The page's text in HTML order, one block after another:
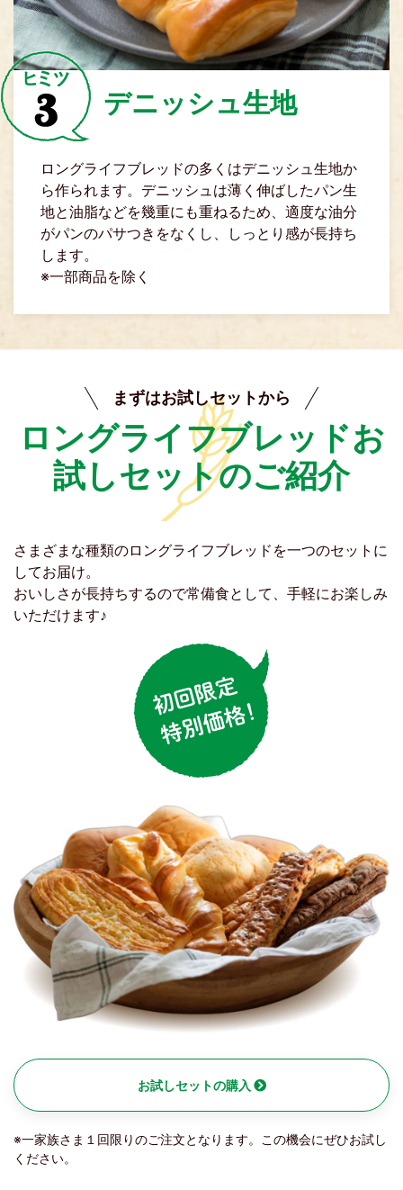
デニッシュ生地
ロングライフブレッドの多くはデニッシュ生地か
ら作られます。デニッシュは薄く伸ばしたパン生
地と油脂などを幾重にも重ねるため、適度な油分
がパンのパサつきをなくし、しっとり感が長持ち
します。
※一部商品を除く
まずはお試しセットから
ロングライフブレッドお
試しセットのご紹介
さまざまな種類のロングライフブレッドを一つのセットに
してお届け。
おいしさが長持ちするので常備食として、手軽にお楽しみ
いただけます♪
お試しセットの購入
※一家族さま１回限りのご注文となります。この機会にぜひお試し
ください。